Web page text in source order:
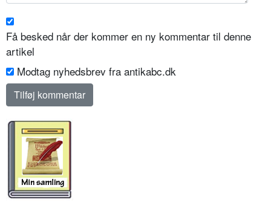
Få besked når der kommer en ny kommentar til denne
artikel
Modtag nyhedsbrev fra antikabc.dk